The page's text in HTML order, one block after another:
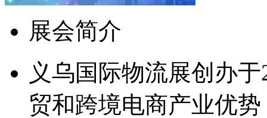
展会简介
义乌国际物流展创办
贸和跨境电商产业优